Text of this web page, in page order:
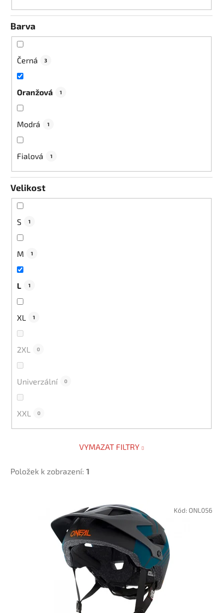
Barva
Černá 3
Oranžová 1
Modrá 1
Fialová 1
Velikost
S 1
M 1
L 1
XL 1
2XL 0
Univerzální 0
XXL 0
VYMAZAT FILTRY
Položek k zobrazení: 1
Kód: ONL056